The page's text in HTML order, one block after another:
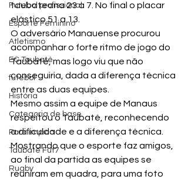
Futebol profissional
Esporte Feminino
Atletismo
EC Taubaté
futebol
História
Categoria de base
Paralímpico
Taubaté Fut7
Rugby
taubateana 23 a 7. No final o placar
elástico 51 a 13.
O adversário Manauense procurou
acompanhar o forte ritmo de jogo do
Taubaté, mas logo viu que não
conseguiria, dada a diferença técnica
entre as duas equipes.
Mesmo assim a equipe de Manaus
respeitou o Taubaté, reconhecendo
a dificuldade e a diferença técnica.
Mostrando que o esporte faz amigos,
ao final da partida as equipes se
reuniram em quadra, para uma foto